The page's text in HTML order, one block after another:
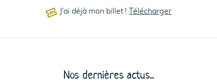
J'ai déjà mon billet ! Télécharger
Nos dernières actus...